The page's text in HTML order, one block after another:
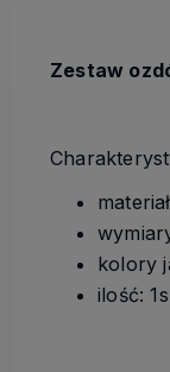
Zestaw
kolory
ilość: